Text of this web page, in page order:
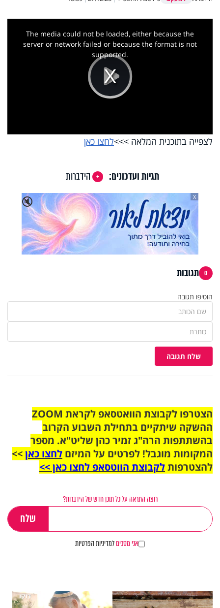
Play
Video
This
The media could not be loaded, either because the
server or network failed or because the format is not
supported.
לצפייה בתוכנית המלאה >>>לחצו כאן
תגיות ועדכונים:
הידברות
🔇
X
0 תגובות
הוסיפו תגובה
שלח תגובה
הצטרפו לקבוצת הוואטסאפ לקראת ZOOM
ההשקה שיתקיים בתחילת השבוע הקרוב
בהשתתפות הרה"ג זמיר כהן שליט"א. מספר
המקומות מוגבל! לפרטים על המיזם לחצו כאן>>
להצטרפותלקבוצת הווטסאפ לחצו כאן >>
רוצה התראה על כל תוכן חדש של הידברות?
אני מסכיםלמדיניות הפרטיות